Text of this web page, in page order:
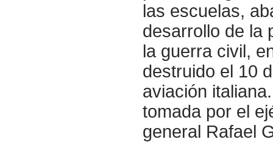
las escuelas,
desarrollo de la
la guerra civil,
destruido el 10
aviación
tomada por el
general Rafael